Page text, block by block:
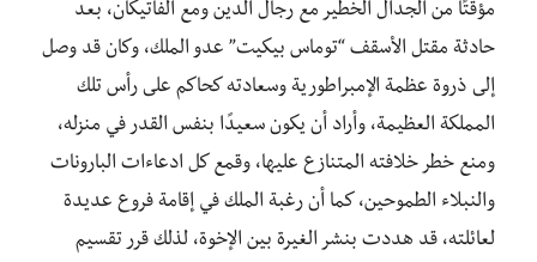
مؤقتًا من الجدال الخطير مع رجال الدين ومع الفاتيكان، بعد
حادثة مقتل الأسقف “توماس بيكيت” عدو الملك، وكان قد وصل
إلى ذروة عظمة الإمبراطورية وسعادته كحاكم على رأس تلك
المملكة العظيمة، وأراد أن يكون سعيدًا بنفس القدر في منزله،
ومنع خطر خلافته المتنازع عليها، وقمع كل ادعاءات البارونات
والنبلاء الطموحين، كما أن رغبة الملك في إقامة فروع عديدة
لعائلته، قد هددت بنشر الغيرة بين الإخوة، لذلك قرر تقسيم